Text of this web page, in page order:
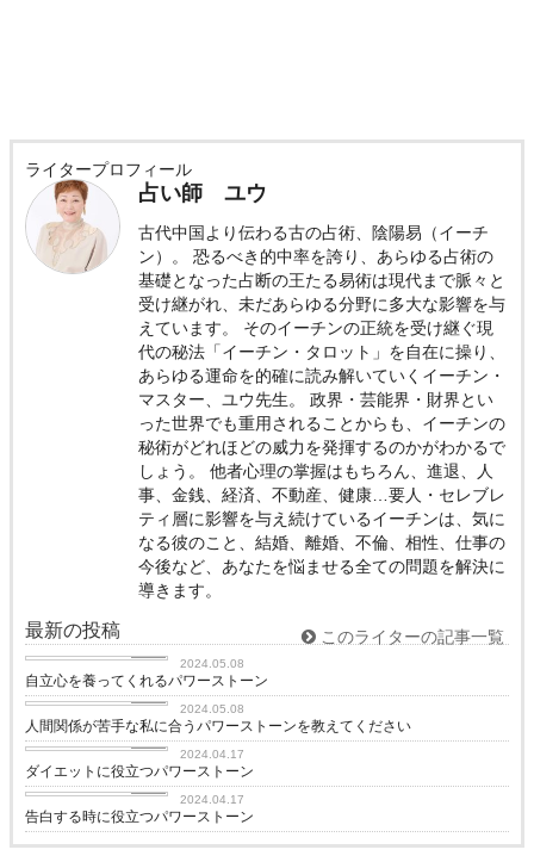
ライタープロフィール
占い師 ユウ
古代中国より伝わる古の占術、陰陽易（イーチ
ン）。 恐るべき的中率を誇り、あらゆる占術の
基礎となった占断の王たる易術は現代まで脈々と
受け継がれ、未だあらゆる分野に多大な影響を与
えています。 そのイーチンの正統を受け継ぐ現
代の秘法「イーチン・タロット」を自在に操り、
あらゆる運命を的確に読み解いていくイーチン・
マスター、ユウ先生。 政界・芸能界・財界とい
った世界でも重用されることからも、イーチンの
秘術がどれほどの威力を発揮するのかがわかるで
しょう。 他者心理の掌握はもちろん、進退、人
事、金銭、経済、不動産、健康…要人・セレブレ
ティ層に影響を与え続けているイーチンは、気に
なる彼のこと、結婚、離婚、不倫、相性、仕事の
今後など、あなたを悩ませる全ての問題を解決に
導きます。
最新の投稿 このライターの記事一覧
2024.05.08
自立心を養ってくれるパワーストーン
love
2024.05.08
人間関係が苦手な私に合うパワーストーンを教えてください
love
2024.04.17
ダイエットに役立つパワーストーン
love
2024.04.17
告白する時に役立つパワーストーン